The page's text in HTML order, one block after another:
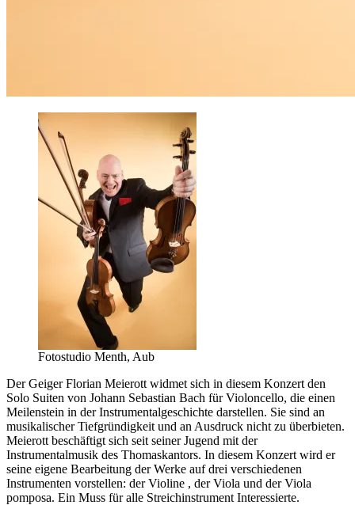
Fotostudio Menth, Aub
Der Geiger Florian Meierott widmet sich in diesem Konzert den
Solo Suiten von Johann Sebastian Bach für Violoncello, die einen
Meilenstein in der Instrumentalgeschichte darstellen. Sie sind an
musikalischer Tiefgründigkeit und an Ausdruck nicht zu überbieten.
Meierott beschäftigt sich seit seiner Jugend mit der
Instrumentalmusik des Thomaskantors. In diesem Konzert wird er
seine eigene Bearbeitung der Werke auf drei verschiedenen
Instrumenten vorstellen: der Violine , der Viola und der Viola
pomposa. Ein Muss für alle Streichinstrument Interessierte.